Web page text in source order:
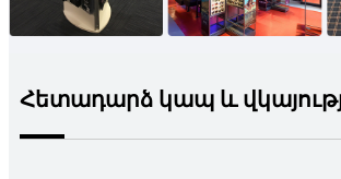
Հետադարձ կապ և